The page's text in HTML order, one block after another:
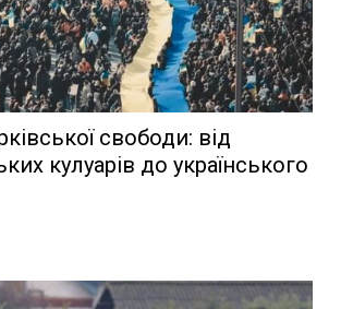
свободи: від
кулуарів до українського